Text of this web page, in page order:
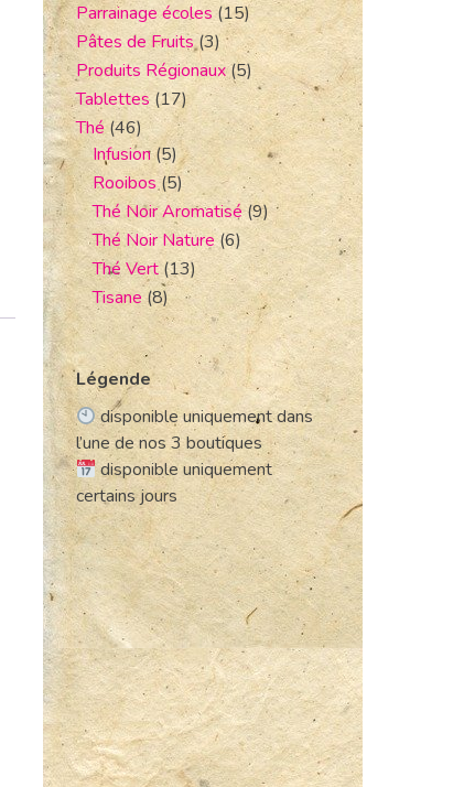
Parrainage écoles (15)
Pâtes de Fruits (3)
Produits Régionaux(5)
Tablettes (17)
Thé (46)
Infusion (5)
Rooibos (5)
Thé Noir Aromatisé (9)
Thé Noir Nature (6)
Thé Vert (13)
Tisane (8)
Légende
disponible uniquement dans
l’une de nos 3 boutiques
disponible uniquement
certains jours